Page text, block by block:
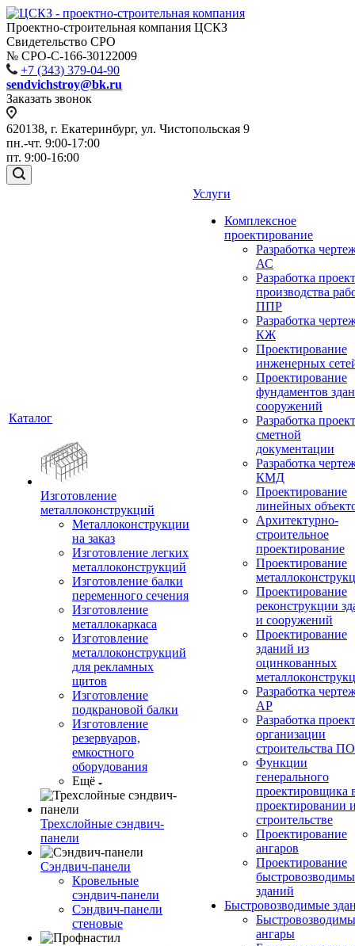
Проектно-строительная компания ЦСКЗ
Свидетельство СРО
№ СРО-С-166-30122009
+7 (343) 379-04-90
sendvichstroy@bk.ru
Заказать звонок
620138, г. Екатеринбург, ул. Чистопольская 9
пн.-чт. 9:00-17:00
пт. 9:00-16:00
Каталог
Изготовление
металлоконструкций
Металлоконструкции
на заказ
Изготовление легких
металлоконструкций
Изготовление балки
переменного сечения
Изготовление
металлокаркаса
Изготовление
металлоконструкций
для рекламных
щитов
Изготовление
подкрановой балки
Изготовление
резервуаров,
емкостного
оборудования
Ещё
Трехслойные сэндвич-
панели
Сэндвич-панели
Кровельные
сэндвич-панели
Сэндвич-панели
стеновые
Услуги
Комплексное
проектирование
Разработка
АС
Разработка
производства
ППР
Разработка
КЖ
Проектирование
инженерных
Проектирование
фундаментов
сооружений
Разработка
сметной
документации
Разработка
КМД
Проектирование
линейных
Архитектурно-
строительное
проектирование
Проектирование
Проектирование
реконструкции
и сооружений
Проектирование
зданий из
оцинкованных
Разработка
АР
Разработка
организации
строительства
Функции
генерального
проектировщика
проектировании
строительстве
Проектирование
ангаров
Проектирование
зданий
Быстровозводимые
ангары